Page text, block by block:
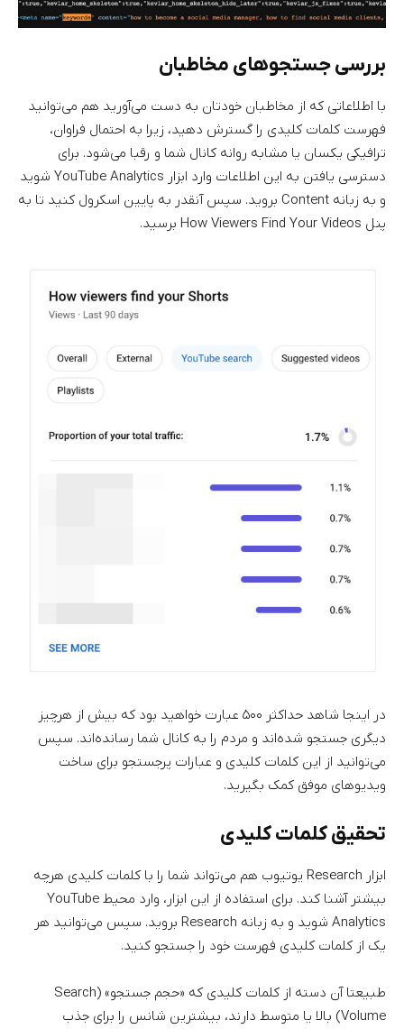
بررسی جستجوهای مخاطبان
با اطلاعاتی که از مخاطبان خودتان به دست می‌آورید هم می‌توانید
فهرست کلمات کلیدی را گسترش دهید، زیرا به احتمال فراوان،
ترافیکی یکسان یا مشابه روانه کانال شما و رقبا می‌شود. برای
دسترسی یافتن به این اطلاعات وارد ابزار YouTube Analytics شوید
و به زبانه Content بروید. سپس آنقدر به پایین اسکرول کنید تا به
پنل How Viewers Find Your Videos برسید.
در اینجا شاهد حداکثر ۵۰۰ عبارت خواهید بود که بیش از هرچیز
دیگری جستجو شده‌اند و مردم را به کانال شما رسانده‌اند. سپس
می‌توانید از این کلمات کلیدی و عبارات پرجستجو برای ساخت
ویدیوهای موفق کمک بگیرید.
تحقیق کلمات کلیدی
ابزار Research یوتیوب هم می‌تواند شما را با کلمات کلیدی هرچه
بیشتر آشنا کند. برای استفاده از این ابزار، وارد محیط YouTube
Analytics شوید و به زبانه Research بروید. سپس می‌توانید هر
یک از کلمات کلیدی فهرست خود را جستجو کنید.
طبیعتا آن دسته از کلمات کلیدی که «حجم جستجو» (Search
Volume) بالا یا متوسط دارند، بیشترین شانس را برای جذب